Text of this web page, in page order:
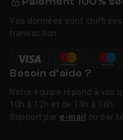
Vos données sont
transaction.
Besoin d’aide ?
Notre équipe répond à vos
10h à 12h et de 14h à 16h.
Support par e-mail ou par